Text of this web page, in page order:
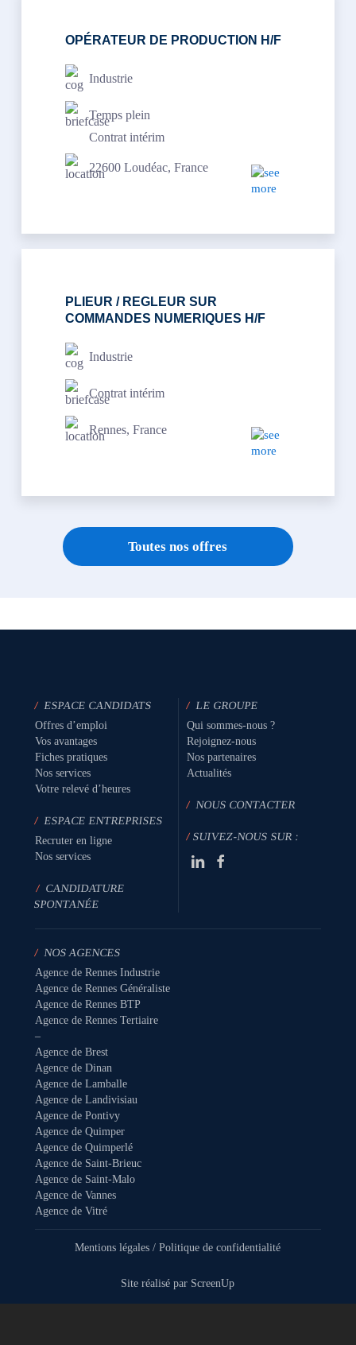
OPÉRATEUR DE PRODUCTION H/F
Industrie
Temps plein
Contrat intérim
22600 Loudéac, France
PLIEUR / REGLEUR SUR
COMMANDES NUMERIQUES H/F
Industrie
Contrat intérim
Rennes, France
Toutes nos offres
/ ESPACE CANDIDATS
Offres d’emploi
Vos avantages
Fiches pratiques
Nos services
Votre relevé d’heures
/ ESPACE ENTREPRISES
Recruter en ligne
Nos services
/ CANDIDATURE
SPONTANÉE
/ LE GROUPE
Qui sommes-nous ?
Rejoignez-nous
Nos partenaires
Actualités
/NOUS CONTACTER
/SUIVEZ-NOUS SUR :
/ NOS AGENCES
Agence de Rennes Industrie
Agence de Rennes Généraliste
Agence de Rennes BTP
Agence de Rennes Tertiaire
–
Agence de Brest
Agence de Dinan
Agence de Lamballe
Agence de Landivisiau
Agence de Pontivy
Agence de Quimper
Agence de Quimperlé
Agence de Saint-Brieuc
Agence de Saint-Malo
Agence de Vannes
Agence de Vitré
Mentions légales /Politique de confidentialité
Site réalisé par ScreenUp